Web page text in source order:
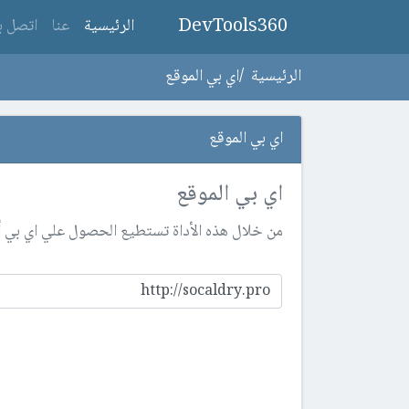
DevTools360 الرئيسية عنا اتصل
الرئيسية اي بي الموقع
اي بي الموقع
اي بي الموقع
من خلال هذه الأداة تستطيع الحصول علي اي